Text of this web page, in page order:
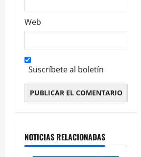
Web
Suscríbete al boletín
NOTICIAS RELACIONADAS